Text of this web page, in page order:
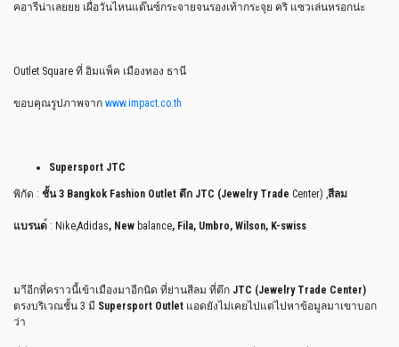
คอารีน่าเลยยย เผื่อวันไหนแด๊นซ์กระจายจนรองเท้ากระจุย คริ แซวเล่นหรอกน่ะ
Outlet Square ที่ อิมแพ็ค เมืองทอง ธานี
ขอบคุณรูปภาพจาก www.impact.co.th
Supersport JTC
พิกัด : ชั้น 3 Bangkok Fashion Outlet ตึก JTC (Jewelry Trade Center) ,สีลม
แบรนด ์ : Nike,Adidas, New balance, Fila, Umbro, Wilson, K-swiss
มาีอีกที่คราวนี้เข้าเมืองมาอีกนิด ที่ย่านสีลม ที่ตึก JTC (Jewelry Trade Center)
ตรงบริเวณชั้น 3 มี Supersport Outlet แอดยังไม่เคยไปแต่ไปหาข้อมูลมาเขาบอก
ว่า